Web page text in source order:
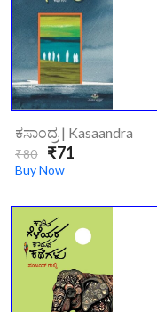
ಕಸಾಂದ್ರ | Kasaandra
₹80₹71
Buy Now